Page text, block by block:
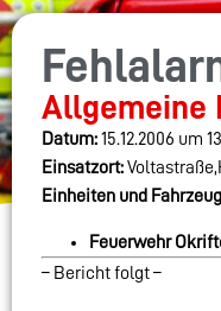
Allgemeine
Datum:15.12.2006 um
Einsatzort:
Einheiten und
Feuerwehr
– Bericht folgt –